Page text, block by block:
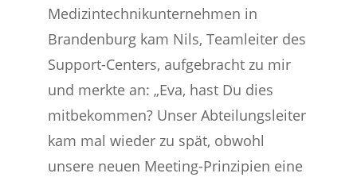
Medizintechnikunternehmen in
Brandenburg kam Nils, Teamleiter des
Support-Centers, aufgebracht zu mir
und merkte an: „Eva, hast Du dies
mitbekommen? Unser Abteilungsleiter
kam mal wieder zu spät, obwohl
unsere neuen Meeting-Prinzipien eine